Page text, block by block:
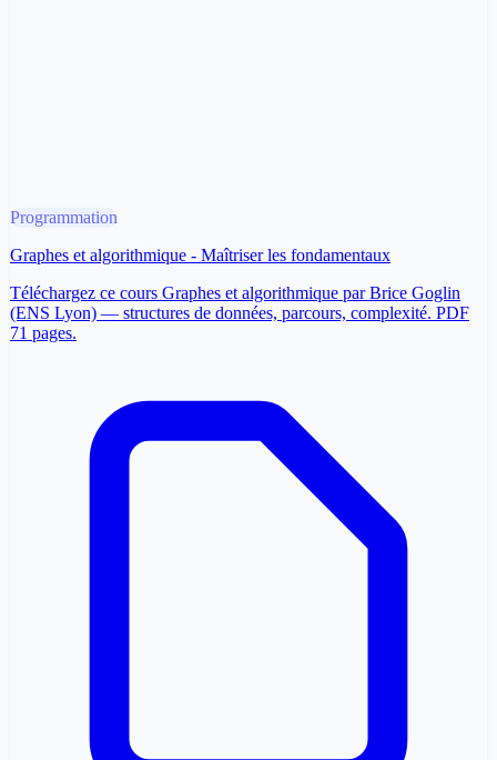
Programmation
Graphes et algorithmique - Maîtriser les fondamentaux
Téléchargez ce cours Graphes et algorithmique par Brice Goglin
(ENS Lyon) — structures de données, parcours, complexité. PDF
71 pages.